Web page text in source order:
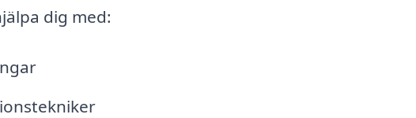
dig med: